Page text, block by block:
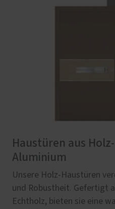
Haustüren aus
Aluminium
Unsere Holz-Haustüren
und Robustheit. Gefertigt
Echtholz, bieten sie eine